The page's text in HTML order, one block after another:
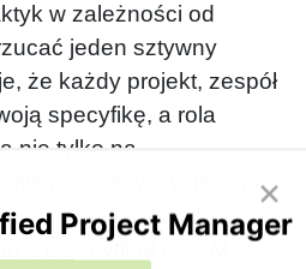
w zależności od
jeden sztywny
że każdy projekt, zespół
specyfikę, a rola
nie tylko na
ale przede wszystkim na
dopasowanych do
że certyfikat DASM